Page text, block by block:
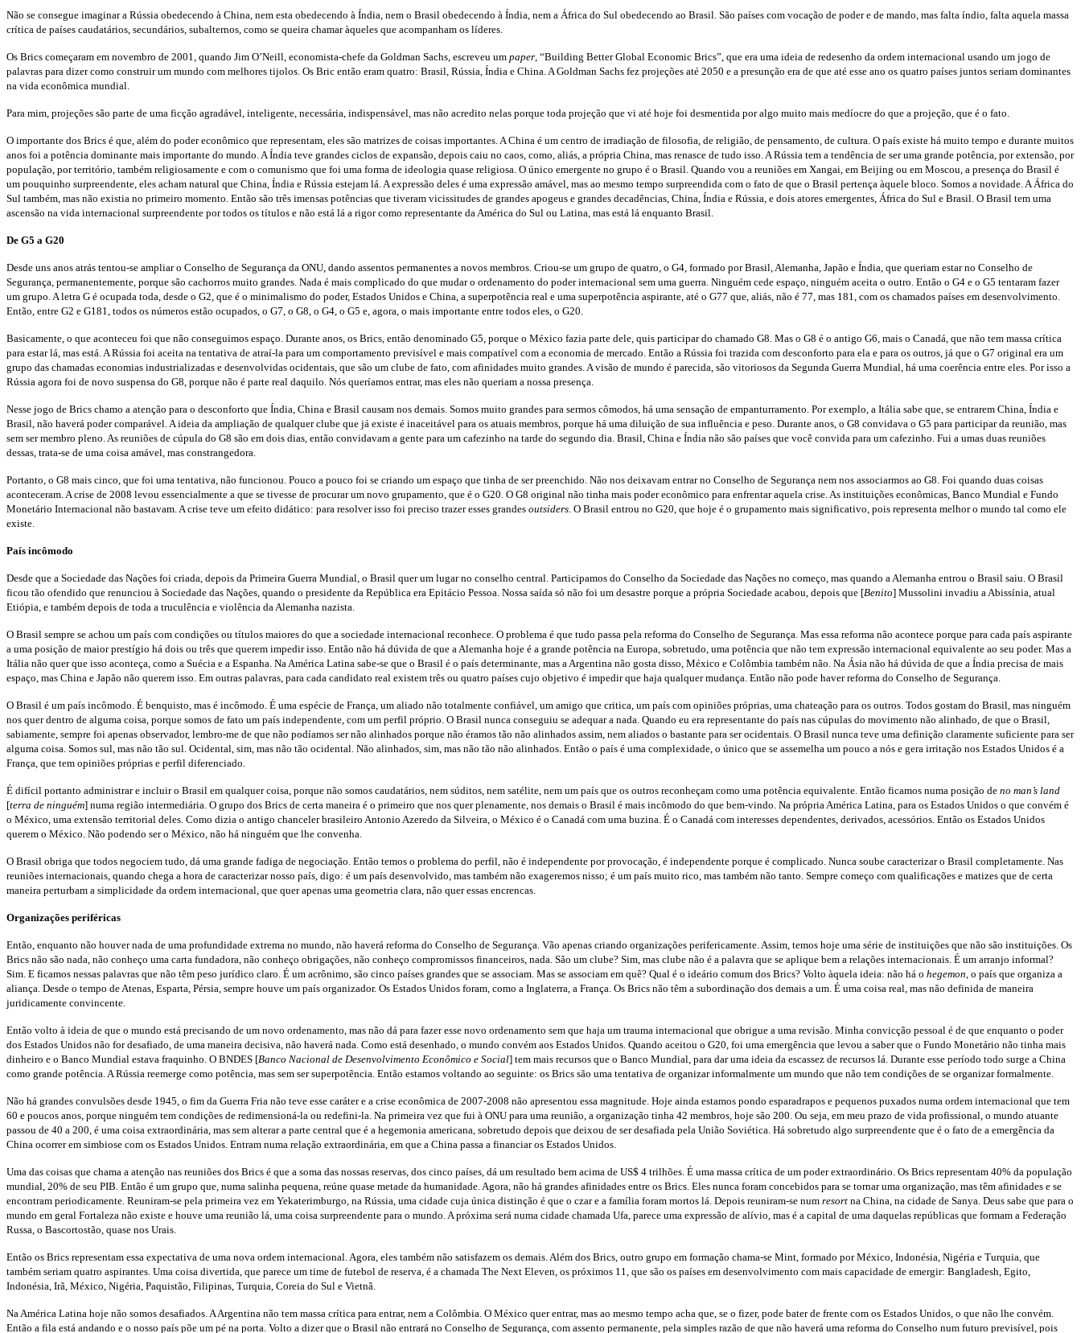
Não se consegue imaginar a Rússia obedecendo à China, nem esta obedecendo à Índia, nem o Brasil obedecendo à Índia, nem a África do Sul obedecendo ao Brasil. São países com vocação de poder e de mando, mas falta índio, falta aquela massa
crítica de países caudatários, secundários, subalternos, como se queira chamar àqueles que acompanham os líderes.
Os Brics começaram em novembro de 2001, quando Jim O’Neill, economista-chefe da Goldman Sachs, escreveu um paper, “Building Better Global Economic Brics”, que era uma ideia de redesenho da ordem internacional usando um jogo de
palavras para dizer como construir um mundo com melhores tijolos. Os Bric então eram quatro: Brasil, Rússia, Índia e China. A Goldman Sachs fez projeções até 2050 e a presunção era de que até esse ano os quatro países juntos seriam dominantes
na vida econômica mundial.
Para mim, projeções são parte de uma ficção agradável, inteligente, necessária, indispensável, mas não acredito nelas porque toda projeção que vi até hoje foi desmentida por algo muito mais medíocre do que a projeção, que é o fato.
O importante dos Brics é que, além do poder econômico que representam, eles são matrizes de coisas importantes. A China é um centro de irradiação de filosofia, de religião, de pensamento, de cultura. O país existe há muito tempo e durante muitos
anos foi a potência dominante mais importante do mundo. A Índia teve grandes ciclos de expansão, depois caiu no caos, como, aliás, a própria China, mas renasce de tudo isso. A Rússia tem a tendência de ser uma grande potência, por extensão, por
população, por território, também religiosamente e com o comunismo que foi uma forma de ideologia quase religiosa. O único emergente no grupo é o Brasil. Quando vou a reuniões em Xangai, em Beijing ou em Moscou, a presença do Brasil é
um pouquinho surpreendente, eles acham natural que China, Índia e Rússia estejam lá. A expressão deles é uma expressão amável, mas ao mesmo tempo surpreendida com o fato de que o Brasil pertença àquele bloco. Somos a novidade. A África do
Sul também, mas não existia no primeiro momento. Então são três imensas potências que tiveram vicissitudes de grandes apogeus e grandes decadências, China, Índia e Rússia, e dois atores emergentes, África do Sul e Brasil. O Brasil tem uma
ascensão na vida internacional surpreendente por todos os títulos e não está lá a rigor como representante da América do Sul ou Latina, mas está lá enquanto Brasil.
De G5 a G20
Desde uns anos atrás tentou-se ampliar o Conselho de Segurança da ONU, dando assentos permanentes a novos membros. Criou-se um grupo de quatro, o G4, formado por Brasil, Alemanha, Japão e Índia, que queriam estar no Conselho de
Segurança, permanentemente, porque são cachorros muito grandes. Nada é mais complicado do que mudar o ordenamento do poder internacional sem uma guerra. Ninguém cede espaço, ninguém aceita o outro. Então o G4 e o G5 tentaram fazer
um grupo. A letra G é ocupada toda, desde o G2, que é o minimalismo do poder, Estados Unidos e China, a superpotência real e uma superpotência aspirante, até o G77 que, aliás, não é 77, mas 181, com os chamados países em desenvolvimento.
Então, entre G2 e G181, todos os números estão ocupados, o G7, o G8, o G4, o G5 e, agora, o mais importante entre todos eles, o G20.
Basicamente, o que aconteceu foi que não conseguimos espaço. Durante anos, os Brics, então denominado G5, porque o México fazia parte dele, quis participar do chamado G8. Mas o G8 é o antigo G6, mais o Canadá, que não tem massa crítica
para estar lá, mas está. A Rússia foi aceita na tentativa de atraí-la para um comportamento previsível e mais compatível com a economia de mercado. Então a Rússia foi trazida com desconforto para ela e para os outros, já que o G7 original era um
grupo das chamadas economias industrializadas e desenvolvidas ocidentais, que são um clube de fato, com afinidades muito grandes. A visão de mundo é parecida, são vitoriosos da Segunda Guerra Mundial, há uma coerência entre eles. Por isso a
Rússia agora foi de novo suspensa do G8, porque não é parte real daquilo. Nós queríamos entrar, mas eles não queriam a nossa presença.
Nesse jogo de Brics chamo a atenção para o desconforto que Índia, China e Brasil causam nos demais. Somos muito grandes para sermos cômodos, há uma sensação de empanturramento. Por exemplo, a Itália sabe que, se entrarem China, Índia e
Brasil, não haverá poder comparável. A ideia da ampliação de qualquer clube que já existe é inaceitável para os atuais membros, porque há uma diluição de sua influência e peso. Durante anos, o G8 convidava o G5 para participar da reunião, mas
sem ser membro pleno. As reuniões de cúpula do G8 são em dois dias, então convidavam a gente para um cafezinho na tarde do segundo dia. Brasil, China e Índia não são países que você convida para um cafezinho. Fui a umas duas reuniões
dessas, trata-se de uma coisa amável, mas constrangedora.
Portanto, o G8 mais cinco, que foi uma tentativa, não funcionou. Pouco a pouco foi se criando um espaço que tinha de ser preenchido. Não nos deixavam entrar no Conselho de Segurança nem nos associarmos ao G8. Foi quando duas coisas
aconteceram. A crise de 2008 levou essencialmente a que se tivesse de procurar um novo grupamento, que é o G20. O G8 original não tinha mais poder econômico para enfrentar aquela crise. As instituições econômicas, Banco Mundial e Fundo
Monetário Internacional não bastavam. A crise teve um efeito didático: para resolver isso foi preciso trazer esses grandes outsiders. O Brasil entrou no G20, que hoje é o grupamento mais significativo, pois representa melhor o mundo tal como ele
existe.
País incômodo
Desde que a Sociedade das Nações foi criada, depois da Primeira Guerra Mundial, o Brasil quer um lugar no conselho central. Participamos do Conselho da Sociedade das Nações no começo, mas quando a Alemanha entrou o Brasil saiu. O Brasil
ficou tão ofendido que renunciou à Sociedade das Nações, quando o presidente da República era Epitácio Pessoa. Nossa saída só não foi um desastre porque a própria Sociedade acabou, depois que [Benito] Mussolini invadiu a Abissínia, atual
Etiópia, e também depois de toda a truculência e violência da Alemanha nazista.
O Brasil sempre se achou um país com condições ou títulos maiores do que a sociedade internacional reconhece. O problema é que tudo passa pela reforma do Conselho de Segurança. Mas essa reforma não acontece porque para cada país aspirante
a uma posição de maior prestígio há dois ou três que querem impedir isso. Então não há dúvida de que a Alemanha hoje é a grande potência na Europa, sobretudo, uma potência que não tem expressão internacional equivalente ao seu poder. Mas a
Itália não quer que isso aconteça, como a Suécia e a Espanha. Na América Latina sabe-se que o Brasil é o país determinante, mas a Argentina não gosta disso, México e Colômbia também não. Na Ásia não há dúvida de que a Índia precisa de mais
espaço, mas China e Japão não querem isso. Em outras palavras, para cada candidato real existem três ou quatro países cujo objetivo é impedir que haja qualquer mudança. Então não pode haver reforma do Conselho de Segurança.
O Brasil é um país incômodo. É benquisto, mas é incômodo. É uma espécie de França, um aliado não totalmente confiável, um amigo que critica, um país com opiniões próprias, uma chateação para os outros. Todos gostam do Brasil, mas ninguém
nos quer dentro de alguma coisa, porque somos de fato um país independente, com um perfil próprio. O Brasil nunca conseguiu se adequar a nada. Quando eu era representante do país nas cúpulas do movimento não alinhado, de que o Brasil,
sabiamente, sempre foi apenas observador, lembro-me de que não podíamos ser não alinhados porque não éramos tão não alinhados assim, nem aliados o bastante para ser ocidentais. O Brasil nunca teve uma definição claramente suficiente para ser
alguma coisa. Somos sul, mas não tão sul. Ocidental, sim, mas não tão ocidental. Não alinhados, sim, mas não tão não alinhados. Então o país é uma complexidade, o único que se assemelha um pouco a nós e gera irritação nos Estados Unidos é a
França, que tem opiniões próprias e perfil diferenciado.
É difícil portanto administrar e incluir o Brasil em qualquer coisa, porque não somos caudatários, nem súditos, nem satélite, nem um país que os outros reconheçam como uma potência equivalente. Então ficamos numa posição de no man’s land
[terra de ninguém] numa região intermediária. O grupo dos Brics de certa maneira é o primeiro que nos quer plenamente, nos demais o Brasil é mais incômodo do que bem-vindo. Na própria América Latina, para os Estados Unidos o que convém é
o México, uma extensão territorial deles. Como dizia o antigo chanceler brasileiro Antonio Azeredo da Silveira, o México é o Canadá com uma buzina. É o Canadá com interesses dependentes, derivados, acessórios. Então os Estados Unidos
querem o México. Não podendo ser o México, não há ninguém que lhe convenha.
O Brasil obriga que todos negociem tudo, dá uma grande fadiga de negociação. Então temos o problema do perfil, não é independente por provocação, é independente porque é complicado. Nunca soube caracterizar o Brasil completamente. Nas
reuniões internacionais, quando chega a hora de caracterizar nosso país, digo: é um país desenvolvido, mas também não exageremos nisso; é um país muito rico, mas também não tanto. Sempre começo com qualificações e matizes que de certa
maneira perturbam a simplicidade da ordem internacional, que quer apenas uma geometria clara, não quer essas encrencas.
Organizações periféricas
Então, enquanto não houver nada de uma profundidade extrema no mundo, não haverá reforma do Conselho de Segurança. Vão apenas criando organizações perifericamente. Assim, temos hoje uma série de instituições que não são instituições. Os
Brics não são nada, não conheço uma carta fundadora, não conheço obrigações, não conheço compromissos financeiros, nada. São um clube? Sim, mas clube não é a palavra que se aplique bem a relações internacionais. É um arranjo informal?
Sim. E ficamos nessas palavras que não têm peso jurídico claro. É um acrônimo, são cinco países grandes que se associam. Mas se associam em quê? Qual é o ideário comum dos Brics? Volto àquela ideia: não há o hegemon, o país que organiza a
aliança. Desde o tempo de Atenas, Esparta, Pérsia, sempre houve um país organizador. Os Estados Unidos foram, como a Inglaterra, a França. Os Brics não têm a subordinação dos demais a um. É uma coisa real, mas não definida de maneira
juridicamente convincente.
Então volto à ideia de que o mundo está precisando de um novo ordenamento, mas não dá para fazer esse novo ordenamento sem que haja um trauma internacional que obrigue a uma revisão. Minha convicção pessoal é de que enquanto o poder
dos Estados Unidos não for desafiado, de uma maneira decisiva, não haverá nada. Como está desenhado, o mundo convém aos Estados Unidos. Quando aceitou o G20, foi uma emergência que levou a saber que o Fundo Monetário não tinha mais
dinheiro e o Banco Mundial estava fraquinho. O BNDES [Banco Nacional de Desenvolvimento Econômico e Social] tem mais recursos que o Banco Mundial, para dar uma ideia da escassez de recursos lá. Durante esse período todo surge a China
como grande potência. A Rússia reemerge como potência, mas sem ser superpotência. Então estamos voltando ao seguinte: os Brics são uma tentativa de organizar informalmente um mundo que não tem condições de se organizar formalmente.
Não há grandes convulsões desde 1945, o fim da Guerra Fria não teve esse caráter e a crise econômica de 2007-2008 não apresentou essa magnitude. Hoje ainda estamos pondo esparadrapos e pequenos puxados numa ordem internacional que tem
60 e poucos anos, porque ninguém tem condições de redimensioná-la ou redefini-la. Na primeira vez que fui à ONU para uma reunião, a organização tinha 42 membros, hoje são 200. Ou seja, em meu prazo de vida profissional, o mundo atuante
passou de 40 a 200, é uma coisa extraordinária, mas sem alterar a parte central que é a hegemonia americana, sobretudo depois que deixou de ser desafiada pela União Soviética. Há sobretudo algo surpreendente que é o fato de a emergência da
China ocorrer em simbiose com os Estados Unidos. Entram numa relação extraordinária, em que a China passa a financiar os Estados Unidos.
Uma das coisas que chama a atenção nas reuniões dos Brics é que a soma das nossas reservas, dos cinco países, dá um resultado bem acima de US$ 4 trilhões. É uma massa crítica de um poder extraordinário. Os Brics representam 40% da população
mundial, 20% de seu PIB. Então é um grupo que, numa salinha pequena, reúne quase metade da humanidade. Agora, não há grandes afinidades entre os Brics. Eles nunca foram concebidos para se tornar uma organização, mas têm afinidades e se
encontram periodicamente. Reuniram-se pela primeira vez em Yekaterimburgo, na Rússia, uma cidade cuja única distinção é que o czar e a família foram mortos lá. Depois reuniram-se num resort na China, na cidade de Sanya. Deus sabe que para o
mundo em geral Fortaleza não existe e houve uma reunião lá, uma coisa surpreendente para o mundo. A próxima será numa cidade chamada Ufa, parece uma expressão de alívio, mas é a capital de uma daquelas repúblicas que formam a Federação
Russa, o Bascortostão, quase nos Urais.
Então os Brics representam essa expectativa de uma nova ordem internacional. Agora, eles também não satisfazem os demais. Além dos Brics, outro grupo em formação chama-se Mint, formado por México, Indonésia, Nigéria e Turquia, que
também seriam quatro aspirantes. Uma coisa divertida, que parece um time de futebol de reserva, é a chamada The Next Eleven, os próximos 11, que são os países em desenvolvimento com mais capacidade de emergir: Bangladesh, Egito,
Indonésia, Irã, México, Nigéria, Paquistão, Filipinas, Turquia, Coreia do Sul e Vietnã.
Na América Latina hoje não somos desafiados. A Argentina não tem massa crítica para entrar, nem a Colômbia. O México quer entrar, mas ao mesmo tempo acha que, se o fizer, pode bater de frente com os Estados Unidos, o que não lhe convém.
Então a fila está andando e o nosso país põe um pé na porta. Volto a dizer que o Brasil não entrará no Conselho de Segurança, com assento permanente, pela simples razão de que não haverá uma reforma do Conselho num futuro previsível, pois